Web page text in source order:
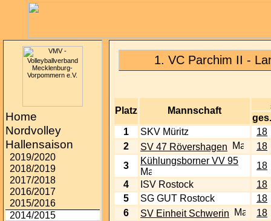
Home
Nordvolley
Hallensaison
2019/2020
2018/2019
2017/2018
2016/2017
2015/2016
2014/2015
1. VC Parchim II -
Platz Mannschaft
ges.
1
SKV Müritz
18
2
SV 47 Rövershagen
18
3
Kühlungsborner VV 95
18
4
ISV Rostock
18
5
SG GUT Rostock
18
6
SV Einheit Schwerin
18